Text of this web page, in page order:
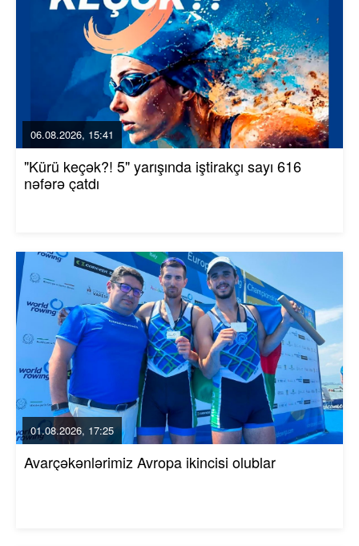
06.08.2026, 15:41
"Kürü keçək?! 5" yarışında iştirakçı sayı 616
nəfərə çatdı
01.08.2026, 17:25
Avarçəkənlərimiz Avropa ikincisi olublar